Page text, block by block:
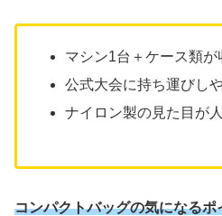
マシン1台＋ケース類が
公式大会に持ち運びし
ナイロン製の見た目が
コンパクトバッグの気になるポ